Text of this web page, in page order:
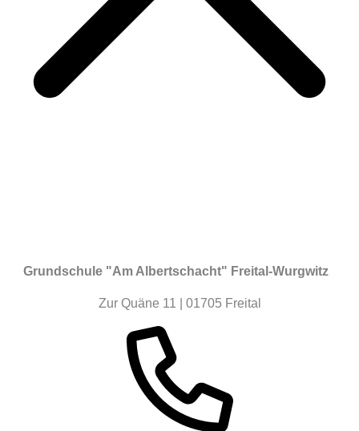
Grundschule "Am Albertschacht" Freital-Wurgwitz
Zur Quäne 11 | 01705 Freital